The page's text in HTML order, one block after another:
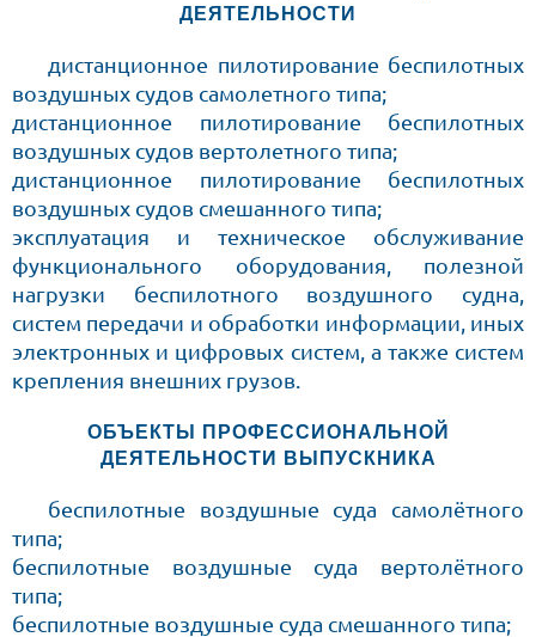
ДЕЯТЕЛЬНОСТИ
дистанционное пилотирование беспилотных
воздушных судов самолетного типа;
дистанционное пилотирование беспилотных
воздушных судов вертолетного типа;
дистанционное пилотирование беспилотных
воздушных судов смешанного типа;
эксплуатация и техническое обслуживание
функционального оборудования, полезной
нагрузки беспилотного воздушного судна,
систем передачи и обработки информации, иных
электронных и цифровых систем, а также систем
крепления внешних грузов.
ОБЪЕКТЫ ПРОФЕССИОНАЛЬНОЙ
ДЕЯТЕЛЬНОСТИ ВЫПУСКНИКА
беспилотные воздушные суда самолётного
типа;
беспилотные воздушные суда вертолётного
типа;
беспилотные воздушные суда смешанного типа;